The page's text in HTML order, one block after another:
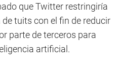
que Twitter restringiría
tuits con el fin de reducir
parte de terceros para
artificial.